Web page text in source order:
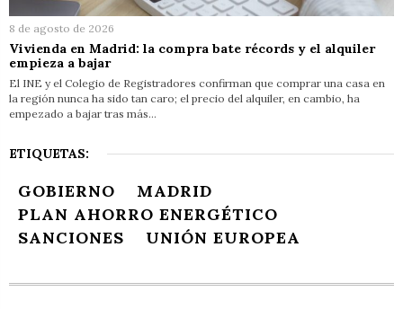
8 de agosto de 2026
Vivienda en Madrid: la compra bate récords y el alquiler
empieza a bajar
El INE y el Colegio de Registradores confirman que comprar una casa en
la región nunca ha sido tan caro; el precio del alquiler, en cambio, ha
empezado a bajar tras más…
ETIQUETAS:
GOBIERNO
MADRID
PLAN AHORRO ENERGÉTICO
SANCIONES
UNIÓN EUROPEA